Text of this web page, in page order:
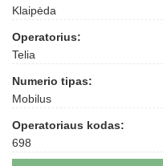
Klaipėda
Operatorius:
Telia
Numerio tipas:
Mobilus
Operatoriaus kodas:
698